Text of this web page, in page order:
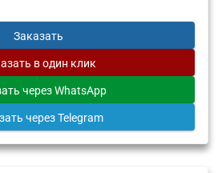
Заказать
в один клик
через WhatsApp
через Telegram